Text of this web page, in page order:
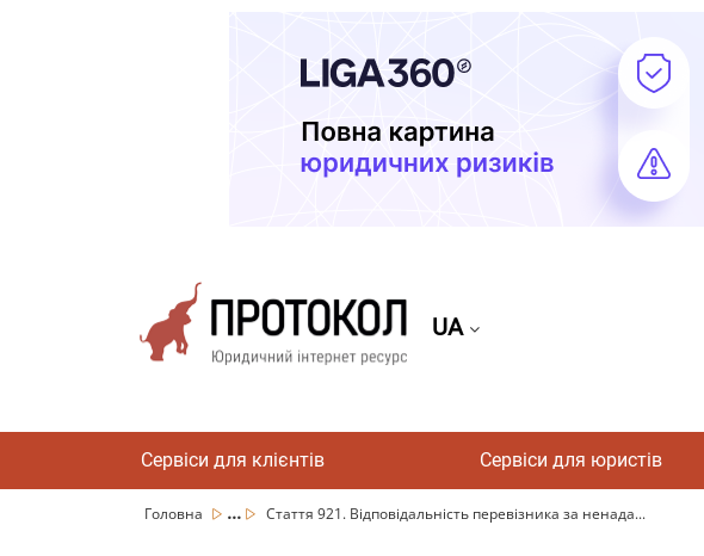
UA
Сервіси для клієнтів Сервіси для юристів
Головна ... Стаття 921. Відповідальність перевізника за ненада...